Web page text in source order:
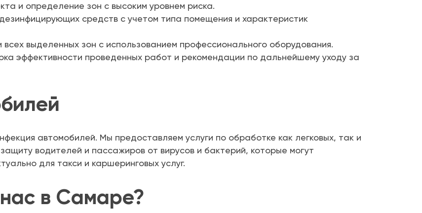
и определение зон с высоким уровнем риска.
средств с учетом типа помещения и характеристик
выделенных зон с использованием профессионального оборудования.
эффективности проведенных работ и рекомендации по дальнейшему уходу за
автомобилей. Мы предоставляем услуги по обработке как легковых, так и
водителей и пассажиров от вирусов и бактерий, которые могут
для такси и каршеринговых услуг.
в Самаре?